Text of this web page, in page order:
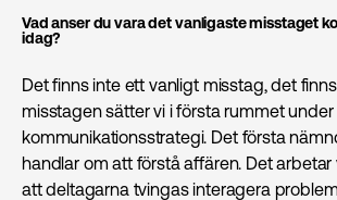
Vad anser du vara det vanligaste misstaget
idag?
Det finns inte ett vanligt misstag, det
misstagen sätter vi i första rummet under
kommunikations­strategi. Det första
handlar om att förstå affären. Det
att deltagarna tvingas interagera